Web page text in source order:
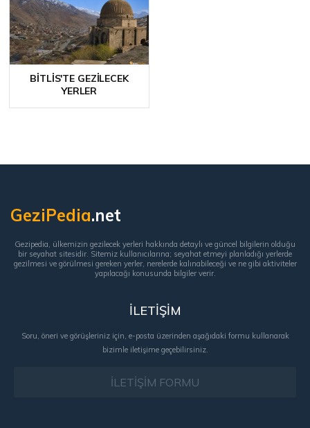
BITLIS'TE GEZILECEK
YERLER
GeziPedia.net
Gezipedia, ülkemizin gezilecek yerleri hakkında detaylı ve güncel bilgilerin olduğu
bir seyahat sitesidir. Sitemiz kullanıcılarına; seyahat etmeyi planladığı yerlerde
gezilmesi ve görülmesi gereken yerler, nerelerde kalınabileceği ve ne gibi aktiviteler
yapılacağı konusunda bilgiler verir.
İLETİŞİM
Soru, öneri ve görüşleriniz için, e-posta üzerinden aşağıdaki formu kullanarak
bizimle iletişime geçebilirsiniz.
İLETİŞİM FORMU